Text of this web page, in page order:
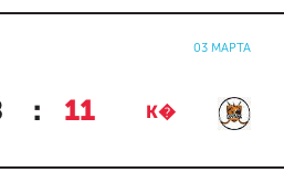
03 МАРТА
: 11 К�